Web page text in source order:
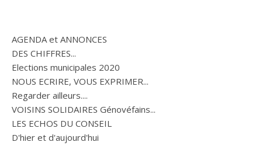
AGENDA et ANNONCES
DES CHIFFRES...
Elections municipales 2020
NOUS ECRIRE, VOUS EXPRIMER...
Regarder ailleurs....
VOISINS SOLIDAIRES Génovéfains...
LES ECHOS DU CONSEIL
D'hier et d'aujourd'hui